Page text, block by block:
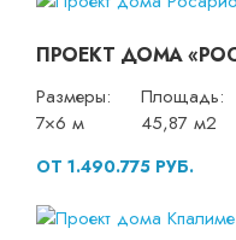
ПРОЕКТ ДОМА
Размеры:
7×6 м
Площадь:
45,87 м2
ОТ 1.490.775 РУБ.